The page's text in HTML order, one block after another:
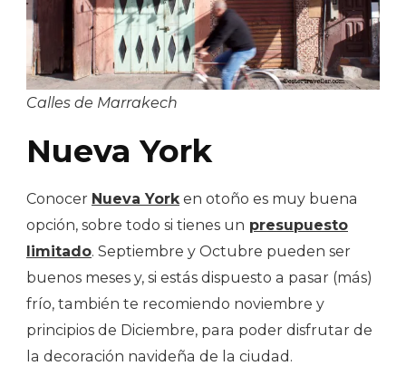
Calles de Marrakech
Nueva York
Conocer Nueva Yorken otoño es muy buena
opción, sobre todo si tienes un presupuesto
limitado. Septiembre y Octubre pueden ser
buenos meses y, si estás dispuesto a pasar (más)
frío, también te recomiendo noviembre y
principios de Diciembre, para poder disfrutar de
la decoración navideña de la ciudad.